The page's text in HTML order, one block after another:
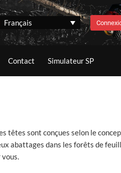
Français
Contact Simulateur SP
têtes sont conçues selon le
abattages dans les forêts de